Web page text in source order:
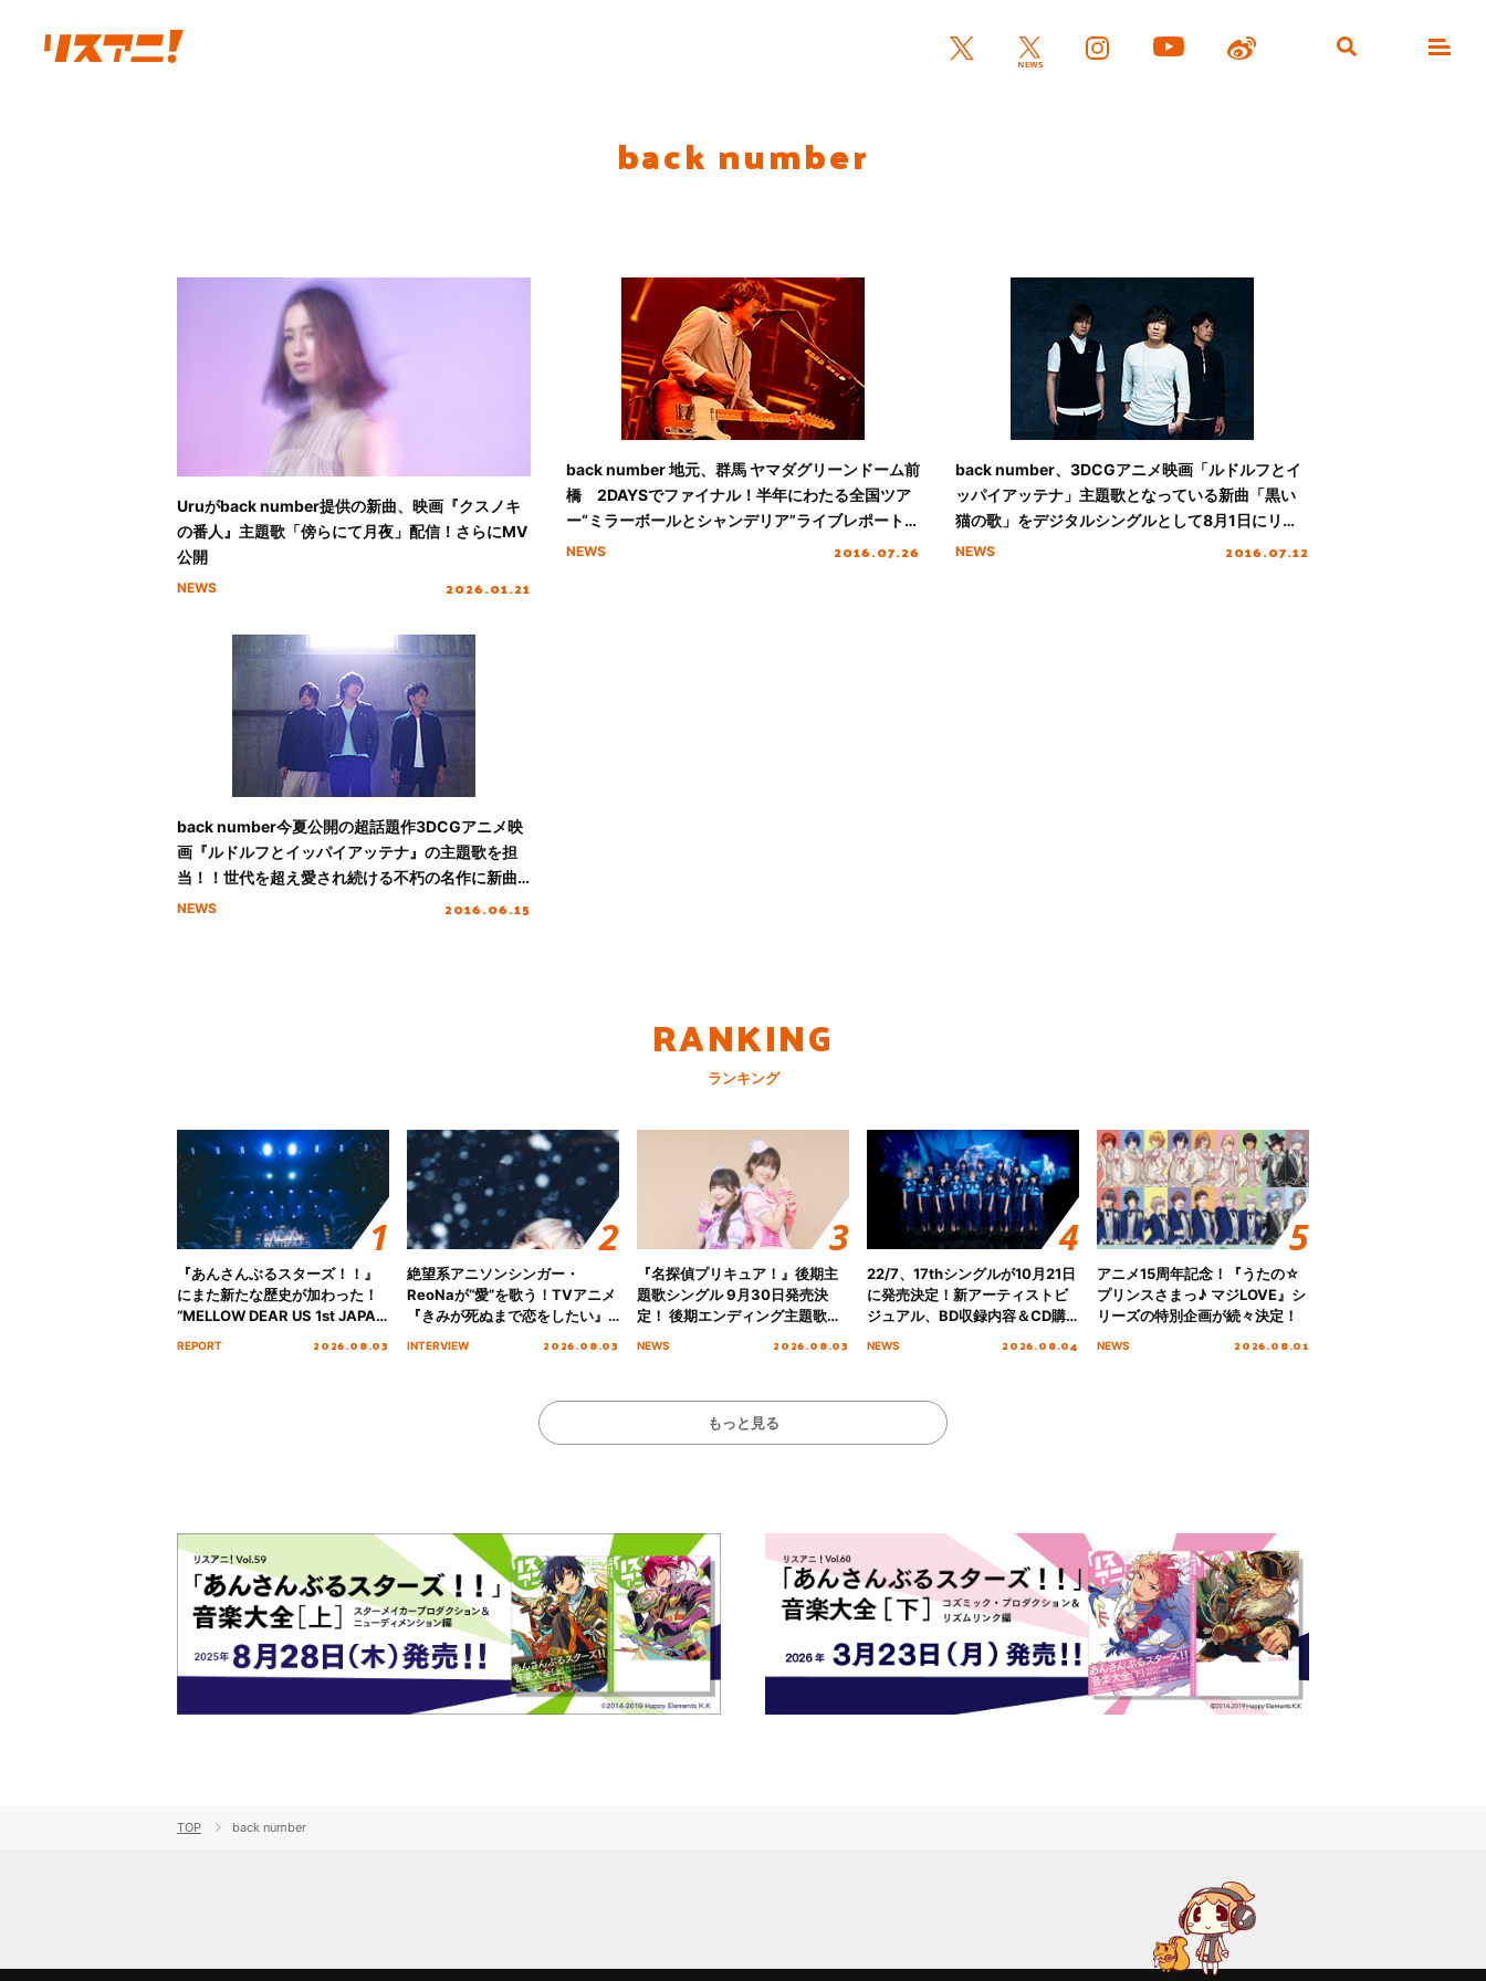
back number
Uruがback number提供の新曲、映画『クスノキ
の番人』主題歌「傍らにて月夜」配信！さらにMV
公開
NEWS 2026.01.21
back number 地元、群馬 ヤマダグリーンドーム前
橋 2DAYSでファイナル！半年にわたる全国ツア
ー“ミラーボールとシャンデリア”ライブレポートが
到着！
NEWS 2016.07.26
back number、3DCGアニメ映画「ルドルフとイ
ッパイアッテナ」主題歌となっている新曲「黒い
猫の歌」をデジタルシングルとして8月1日にリリ
ース！！今夜自身の番組でフル音源初オンエア
NEWS 2016.07.12
back number今夏公開の超話題作3DCGアニメ映
画『ルドルフとイッパイアッテナ』の主題歌を担
当！！世代を超え愛され続ける不朽の名作に新曲
「黒い猫の歌」を書き下ろし！
NEWS 2016.06.15
RANKING
ランキング
『あんさんぶるスターズ！！』
にまた新たな歴史が加わった！
“MELLOW DEAR US 1st JAPAN
REPORT 2026.08.03
絶望系アニソンシンガー・
ReoNaが“愛”を歌う！TVアニメ
『きみが死ぬまで恋をしたい』
INTERVIEW 2026.08.03
『名探偵プリキュア！』後期主
題歌シングル 9月30日発売決
定！ 後期エンディング主題歌
NEWS 2026.08.03
22/7、17thシングルが10月21日
に発売決定！新アーティストビ
ジュアル、BD収録内容＆CD購
NEWS 2026.08.04
アニメ15周年記念！『うたの☆
プリンスさまっ♪ マジLOVE』シ
リーズの特別企画が続々決定！
NEWS 2026.08.01
もっと見る
TOP back number